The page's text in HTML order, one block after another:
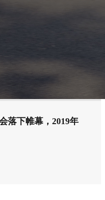
落下帷幕，2019年